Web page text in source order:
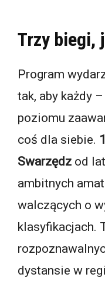
Trzy biegi,
Program
tak, aby każdy
poziomu
coś dla siebie.
Swarzędz od
ambitnych
walczących o
klasyfikacjach.
dystansie w